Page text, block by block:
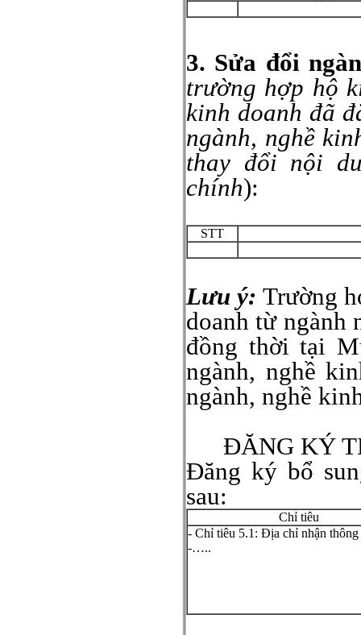
3. Sửa đổi
trường hợp hộ
kinh doanh đã
ngành, nghề
thay đổi nội
chính):
STT
Lưu ý:Trường
doanh từ ngành
đồng thời tại
ngành, nghề
ngành, nghề
ĐĂNG KÝ
Đăng ký bổ
sau:
Chỉ tiêu
- Chỉ tiêu 5.1: Địa chỉ nhận thông
-…..